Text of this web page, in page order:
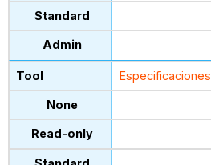
Especificaciones